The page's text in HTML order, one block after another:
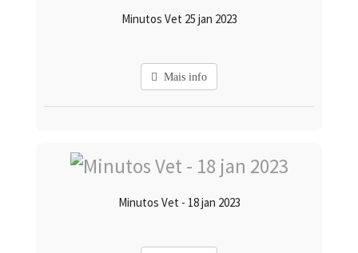
Minutos Vet 25 jan 2023
Mais info
Minutos Vet - 18 jan 2023